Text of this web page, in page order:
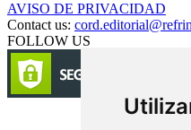
AVISO DE PRIVACIDAD
Contact us:
FOLLOW US